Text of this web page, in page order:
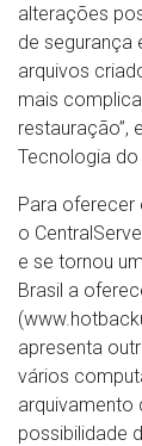
alterações
de segurança
arquivos
mais
restauração”,
Tecnologia do
Para oferecer
o
e se tornou
Brasil a
apresenta
vários
arquivamento
possibilidade